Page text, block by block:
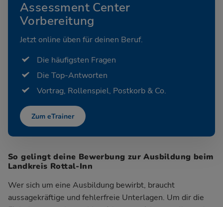
Assessment Center
Vorbereitung
Jetzt online üben für deinen Beruf.
Die häufigsten Fragen
Die Top-Antworten
Vortrag, Rollenspiel, Postkorb & Co.
Zum eTrainer
So gelingt deine Bewerbung zur Ausbildung beim
Landkreis Rottal-Inn
Wer sich um eine Ausbildung bewirbt, braucht
aussagekräftige und fehlerfreie Unterlagen. Um dir die